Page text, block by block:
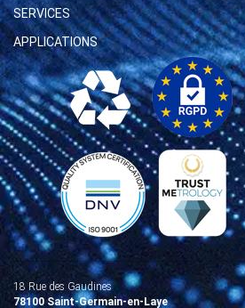
SERVICES
APPLICATIONS
18 Rue des Gaudines
78100 Saint-Germain-en-Laye